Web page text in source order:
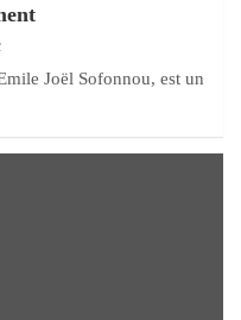
Joël Sofonnou, est un